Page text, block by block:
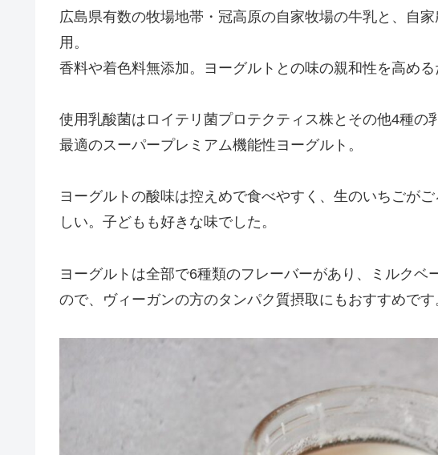
広島県有数の牧場地帯・冠高原の自家牧場の牛乳と、自
用。
香料や着色料無添加。ヨーグルトとの味の親和性を高める
使用乳酸菌はロイテリ菌プロテクティス株とその他4種の
最適のスーパープレミアム機能性ヨーグルト。
ヨーグルトの酸味は控えめで食べやすく、生のいちごが
しい。子どもも好きな味でした。
ヨーグルトは全部で6種類のフレーバーがあり、ミルクベ
ので、ヴィーガンの方のタンパク質摂取にもおすすめです